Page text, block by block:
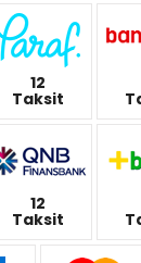
12
Taksit
12
Taksit